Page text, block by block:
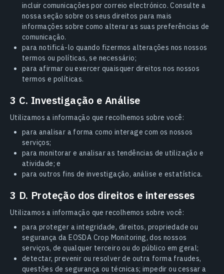
incluir comunicações por correio electrónico. Consulte a
nossa seção sobre os seus direitos para mais
informações sobre como alterar as suas preferências de
comunicação.
para notificá-lo quando fizermos alterações nos nossos
termos ou políticas, se necessário;
para afirmar ou exercer quaisquer direitos nos nossos
termos e políticas.
3 C. Investigação e Análise
Utilizamos a informação que recolhemos sobre você:
para analisar a forma como interage com os nossos
serviços;
para monitorar e analisar as tendências de utilização e
atividade; e
para outros fins de investigação, análise e estatística.
3 D. Proteção dos direitos e interesses
Utilizamos a informação que recolhemos sobre você:
para proteger a integridade, direitos, propriedade ou
segurança da EOSDA Crop Monitoring, dos nossos
serviços, de qualquer terceiro ou do público em geral;
detectar, prevenir ou resolver de outra forma fraudes,
questões de segurança ou técnicas; impedir ou cessar a